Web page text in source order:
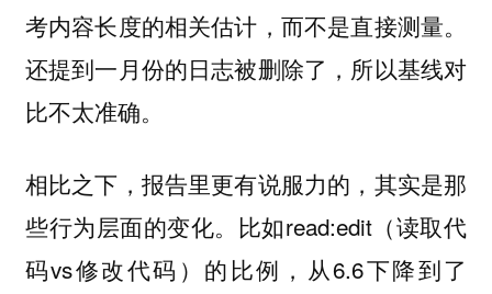
考内容长度的相关估计，而不是直接测量。
还提到一月份的日志被删除了，所以基线对
比不太准确。
相比之下，报告里更有说服力的，其实是那
些行为层面的变化。比如read:edit（读取代
码vs修改代码）的比例，从6.6下降到了